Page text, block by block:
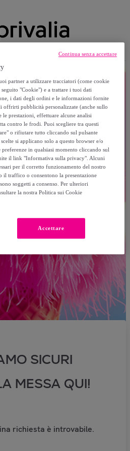
SICURI
MESSA QUI!
richiesta è introvabile.
partner a utilizzare tracciatori (come cookie
"Cookie") e a trattare i tuoi dati
i dati degli ordini e le informazioni fornite
offrirti pubblicità personalizzate (anche sullo
prestazioni, effettuare alcune analisi
contro le frodi. Puoi scegliere tra questi
o rifiutare tutto cliccando sul pulsante
si applicano solo a questo browser e/o
in qualsiasi momento cliccando sul
il link "Informativa sulla privacy". Alcuni
per il corretto funzionamento del nostro
il traffico o consentono la presentazione
soggetti a consenso. Per ulteriori
la nostra Politica sui Cookie
Accettare
Continua senza accettare